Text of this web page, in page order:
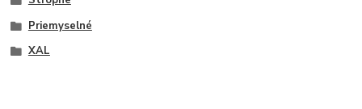
Priemyselné
XAL